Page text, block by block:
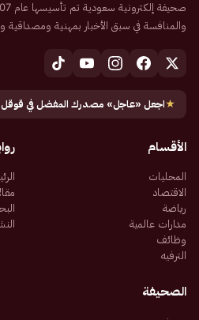
والمنافسة في سبق الأخبار بمهنية
★اجعل «عاجل» مصدرك المفضل في قوقل
الأقسام
المحليات
الاقتصاد
رياضة
مدارات عالمية
وظائف
الترفيه
الصحيفة